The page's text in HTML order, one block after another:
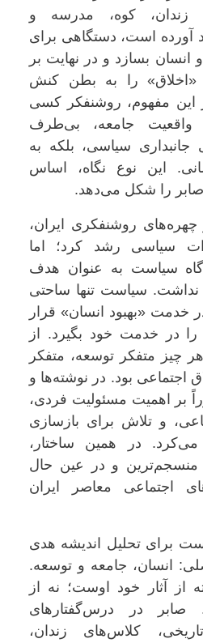
کوه، مدرسه و
است، دستگاهی برای
بسازد و در نهایت بر
را به بطن کنش
مفهوم، روشنفکر کسی
جامعه، بی‌طرف
سیاسی، بلکه به
این نوع نگاه، اساس
را شکل می‌دهد.
روشنفکری ایران،
سیاسی رشد کرد؛ اما
سیاست به عنوان هدف
سیاست تنها ساحتی
«بهبود انسان» قرار
در خدمت خود بگیرد. از
متفکر توسعه، متفکر
بود. در نوشته‌ها و
اهمیت مسئولیت فردی،
و تلاش برای بازسازی
در همین ساختار،
و در عین حال
اجتماعی معاصر ایران
تحلیل اندیشه هدی
انسان، جامعه و توسعه.
آثار خود اوست؛ نه از
در درس‌گفتارهای
کلاس‌های زندان،